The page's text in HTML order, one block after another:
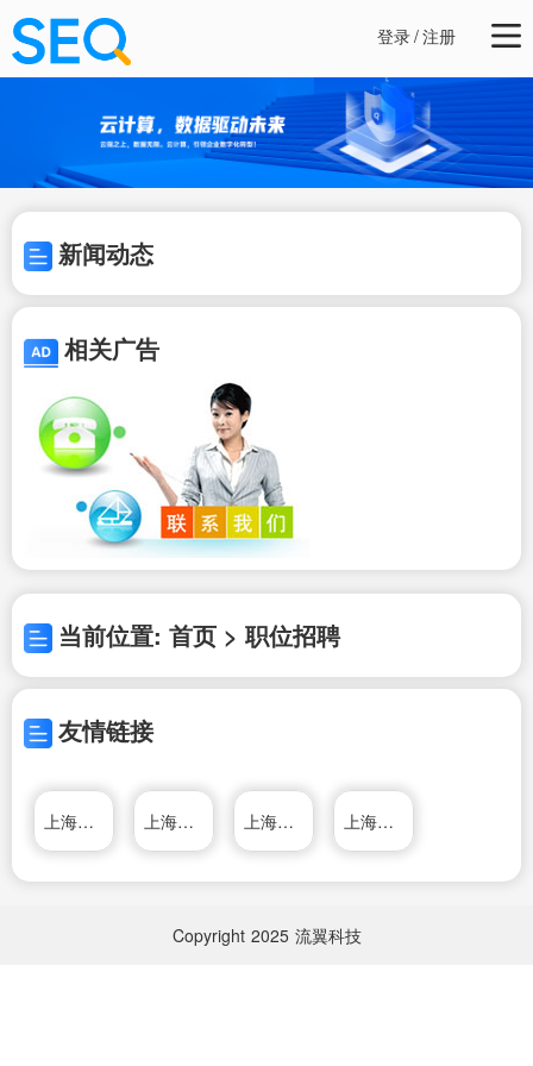
登录/注册
新闻动态
相关广告
当前位置: 首页 > 职位招聘
友情链接
上海人才网 上海人才网 上海海关 上海人才热线
Copyright 2025 流翼科技